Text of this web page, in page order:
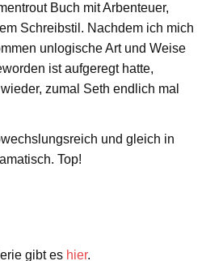
Buch mit Arbenteuer,
Schreibstil. Nachdem ich mich
unlogische Art und Weise
ist aufgeregt hatte,
zumal Seth endlich mal
und gleich in
Top!
gibt es hier.